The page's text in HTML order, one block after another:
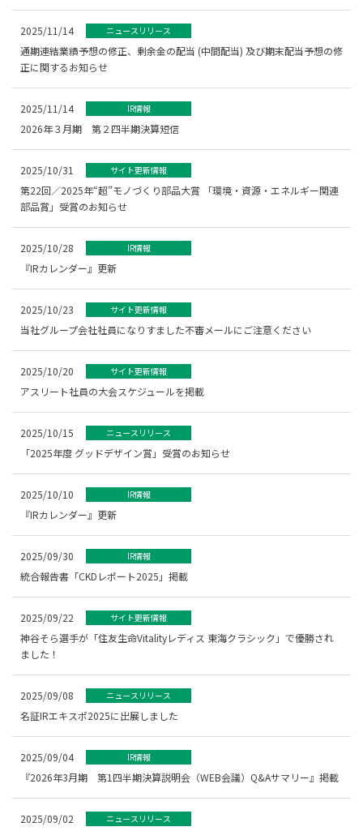
2025/11/14 ニュースリリース
通期連結業績予想の修正、剰余金の配当 (中間配当) 及び期末配当予想の修
正に関するお知らせ
2025/11/14 IR情報
2026年３月期 第２四半期決算短信
2025/10/31 サイト更新情報
第22回／2025年“超”モノづくり部品大賞 「環境・資源・エネルギー関連
部品賞」受賞のお知らせ
2025/10/28 IR情報
『IRカレンダー』更新
2025/10/23 サイト更新情報
当社グループ会社社員になりすました不審メールにご注意ください
2025/10/20 サイト更新情報
アスリート社員の大会スケジュールを掲載
2025/10/15 ニュースリリース
「2025年度 グッドデザイン賞」受賞のお知らせ
2025/10/10 IR情報
『IRカレンダー』更新
2025/09/30 IR情報
統合報告書「CKDレポート2025」掲載
2025/09/22 サイト更新情報
神谷そら選手が「住友生命Vitalityレディス 東海クラシック」で優勝され
ました！
2025/09/08 ニュースリリース
名証IRエキスポ2025に出展しました
2025/09/04 IR情報
『2026年3月期 第1四半期決算説明会（WEB会議）Q&Aサマリー』掲載
2025/09/02 ニュースリリース